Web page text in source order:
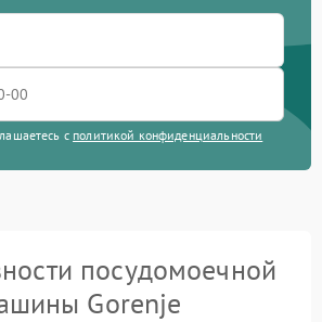
с политикой конфиденциальности
посудомоечной
Gorenje